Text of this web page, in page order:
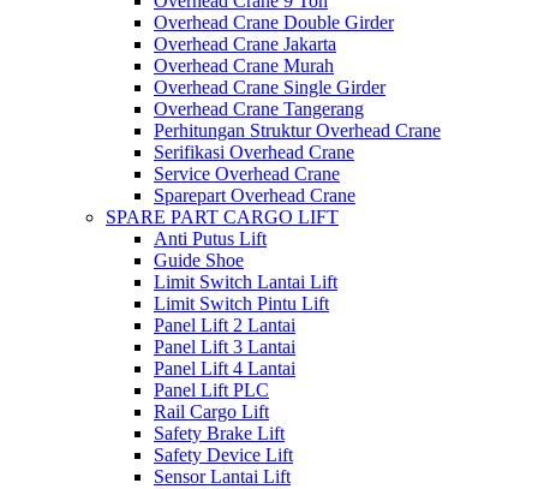
Overhead Crane Double Girder
Overhead Crane Jakarta
Overhead Crane Murah
Overhead Crane Single Girder
Overhead Crane Tangerang
Perhitungan Struktur Overhead Crane
Serifikasi Overhead Crane
Service Overhead Crane
Sparepart Overhead Crane
SPARE PART CARGO LIFT
Anti Putus Lift
Guide Shoe
Limit Switch Lantai Lift
Limit Switch Pintu Lift
Panel Lift 2 Lantai
Panel Lift 3 Lantai
Panel Lift 4 Lantai
Panel Lift PLC
Rail Cargo Lift
Safety Brake Lift
Safety Device Lift
Sensor Lantai Lift